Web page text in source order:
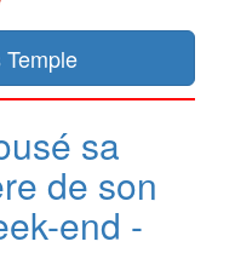
sa
de son
end -